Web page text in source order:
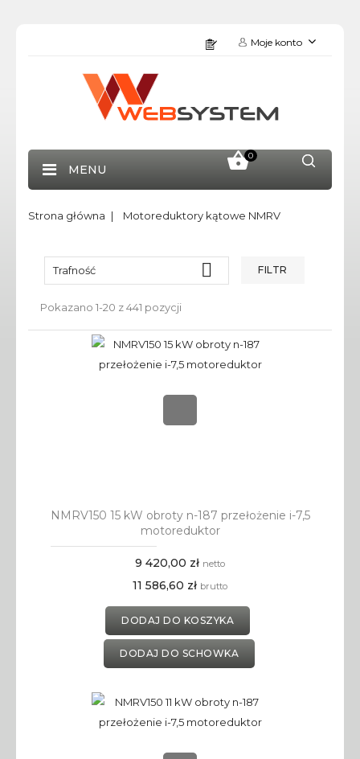
Moje konto
0
MENU
Strona główna Motoreduktory kątowe NMRV
Trafność  FILTR
Pokazano 1-20 z 441 pozycji
NMRV150 15 kW obroty n-187 przełożenie i-7,5
motoreduktor
9 420,00 zł netto
11 586,60 zł brutto
DODAJ DO KOSZYKA
DODAJ DO SCHOWKA